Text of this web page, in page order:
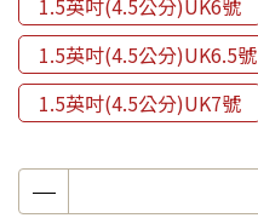
1.5英吋(4.5公分)UK6號
1.5英吋(4.5公分)UK6.5號
1.5英吋(4.5公分)UK7號